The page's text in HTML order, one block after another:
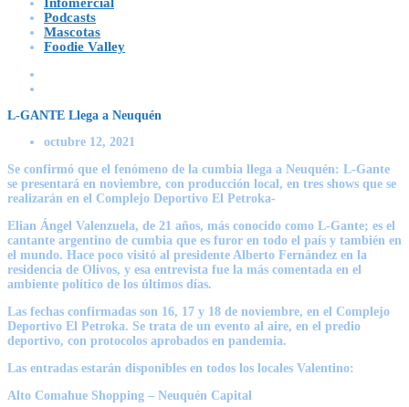
Podcasts
Mascotas
Foodie Valley
L-GANTE Llega a Neuquén
octubre 12, 2021
Se confirmó que el fenómeno de la cumbia llega a Neuquén: L-Gante
se presentará en noviembre, con producción local, en tres shows que se
realizarán en el Complejo Deportivo El Petroka-
Elian Ángel Valenzuela, de 21 años, más conocido como L-Gante; es el
cantante argentino de cumbia que es furor en todo el país y también en
el mundo. Hace poco visitó al presidente Alberto Fernández en la
residencia de Olivos, y esa entrevista fue la más comentada en el
ambiente político de los últimos días.
Las fechas confirmadas son 16, 17 y 18 de noviembre, en el Complejo
Deportivo El Petroka. Se trata de un evento al aire, en el predio
deportivo, con protocolos aprobados en pandemia.
Las entradas estarán disponibles en todos los locales Valentino:
Alto Comahue Shopping – Neuquén Capital